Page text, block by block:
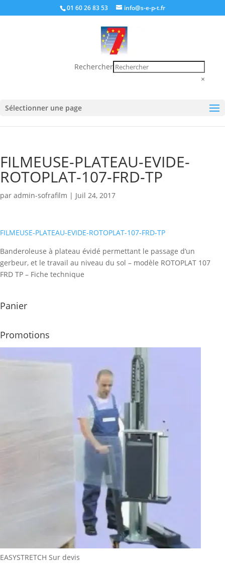
01 60 26 83 53 info@s-e-p-t.fr
Rechercher
×
Sélectionner une page
FILMEUSE-PLATEAU-EVIDE-
ROTOPLAT-107-FRD-TP
par admin-sofrafilm | Juil 24, 2017
FILMEUSE-PLATEAU-EVIDE-ROTOPLAT-107-FRD-TP
Banderoleuse à plateau évidé permettant le passage d’un
gerbeur, et le travail au niveau du sol – modèle ROTOPLAT 107
FRD TP – Fiche technique
Panier
Promotions
EASYSTRETCH Sur devis